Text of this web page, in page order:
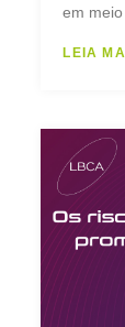
em
LEIA